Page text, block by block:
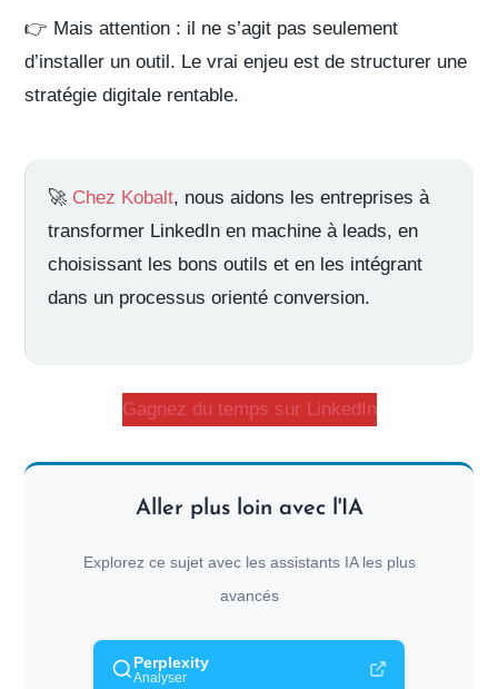
👉 Mais attention : il ne s’agit pas seulement
d’installer un outil. Le vrai enjeu est de structurer une
stratégie digitale rentable.
🚀 Chez Kobalt, nous aidons les entreprises à
transformer LinkedIn en machine à leads, en
choisissant les bons outils et en les intégrant
dans un processus orienté conversion.
Gagnez du temps sur LinkedIn
Aller plus loin avec l'IA
Explorez ce sujet avec les assistants IA les plus
avancés
Perplexity
Analyser